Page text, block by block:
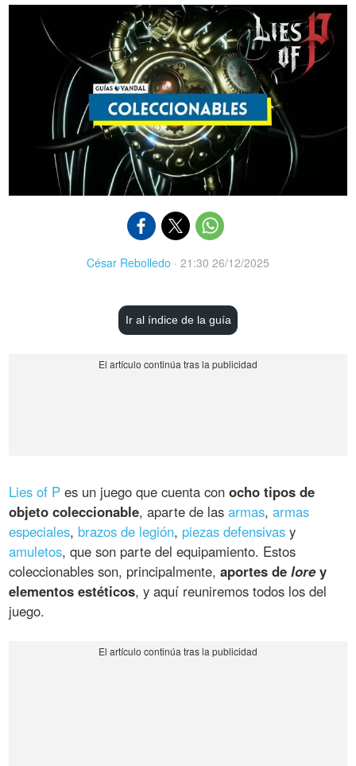
César Rebolledo · 21:30 26/12/2025
Ir al índice de la guía
Lies of P es un juego que cuenta conocho tipos de
objeto coleccionable, aparte de lasarmas,armas
especiales, brazos de legión, piezas defensivas y
amuletos, que son parte del equipamiento. Estos
coleccionables son, principalmente,aportes delorey
elementos estéticos, y aquí reuniremos todos los del
juego.